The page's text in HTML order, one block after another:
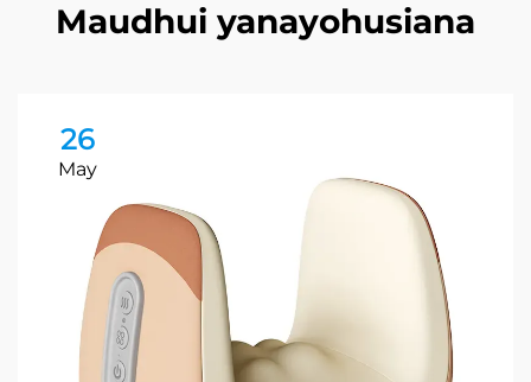
Maudhui yanayohusiana
26
May